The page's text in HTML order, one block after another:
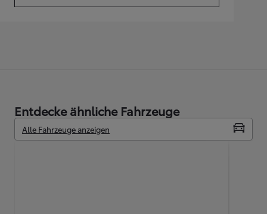
Entdecke ähnliche Fahrzeuge
Alle Fahrzeuge anzeigen